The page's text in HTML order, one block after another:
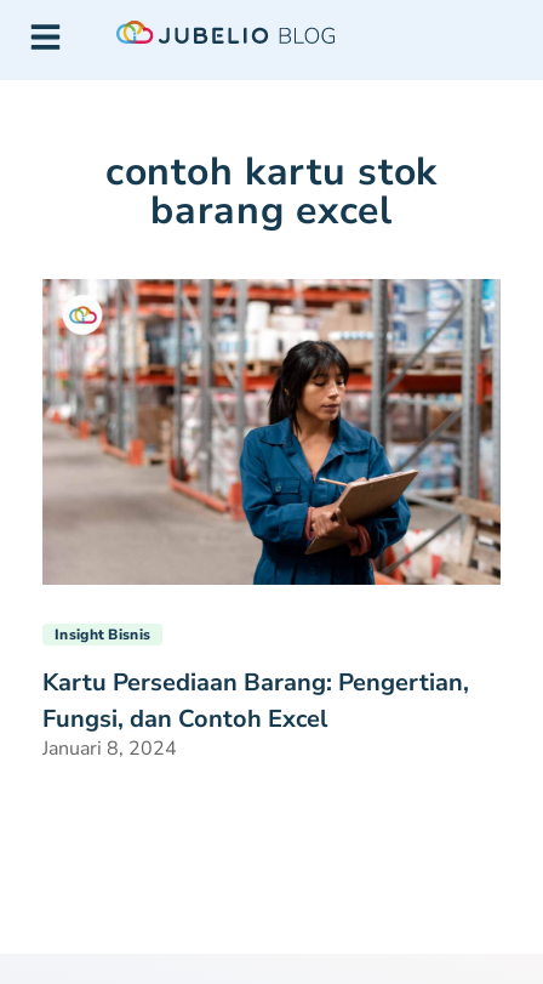
contoh kartu stok
barang excel
Insight Bisnis
Kartu Persediaan Barang: Pengertian,
Fungsi, dan Contoh Excel
Januari 8, 2024